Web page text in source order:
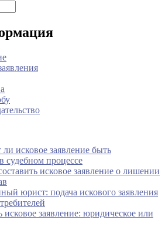
исковое заявление быть
судебном процессе
исковое заявление о лишении
юрист: подача искового заявления
исковое заявление: юридическое или